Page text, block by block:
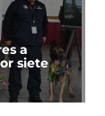
a
siete